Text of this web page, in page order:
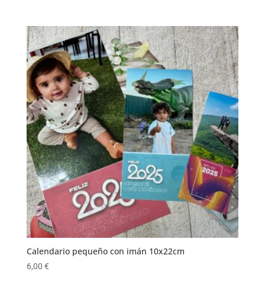
Calendario pequeño con imán 10x22cm
6,00 €